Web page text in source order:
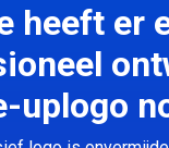
heeft er
uplogo